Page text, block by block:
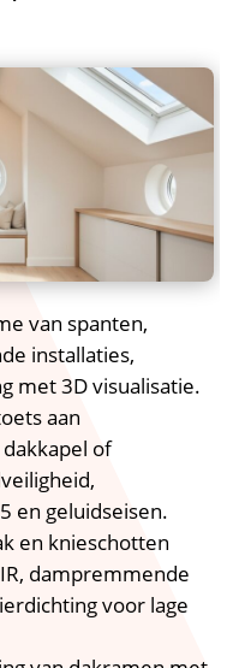
van spanten,
installaties,
met 3D visualisatie.​
aan
of
en geluidseisen.​
en knieschotten
dampremmende
voor lage